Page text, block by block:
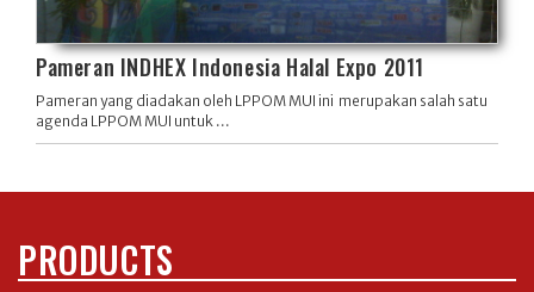
Pameran INDHEX Indonesia Halal Expo 2011
Pameran yang diadakan oleh LPPOM MUI ini merupakan salah satu
agenda LPPOM MUI untuk ...
PRODUCTS